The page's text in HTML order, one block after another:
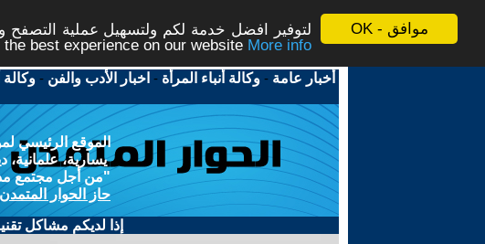
موافق - OK
لتوفير افضل خدمة لكم ولتسهيل عملية التصفح
best experience on our website More info - المزيد
أخبار عامة -وكالة أنباء المرأة - اخبار الأدب والفن -وكالة
الموقع الرئيسي
يسارية، علمانية،
"من أجل مجتمع
حاز الحوار
إذا لديكم مشاكل